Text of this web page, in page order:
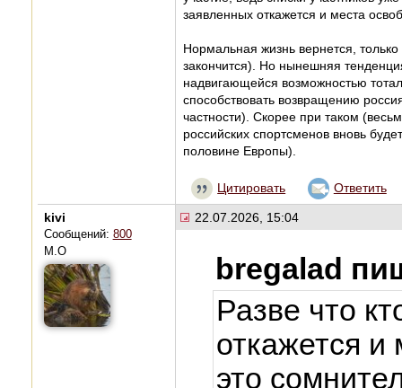
заявленных откажется и места
Нормальная жизнь вернется,
закончится). Но нынешняя
надвигающейся возможностью
способствовать возвращению
частности). Скорее при таком
российских спортсменов вновь
половине Европы).
Цитировать Ответить
kivi
Сообщений: 800
М.О
22.07.2026, 15:04
bregalad
Разве что
откажется и
это